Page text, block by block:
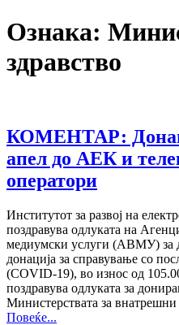
Ознака:
здравство
КОМЕНТАР:
апел до АЕК и
оператори
Институтот за развој на
поздравува одлуката на
медиумски услуги (АВМУ) за
донација за справување со
(COVID-19), во износ од
поздравува одлуката за
Министерствата за
Повеќе...